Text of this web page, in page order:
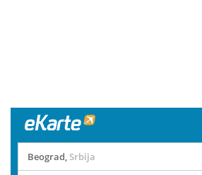
Beograd, Srbija